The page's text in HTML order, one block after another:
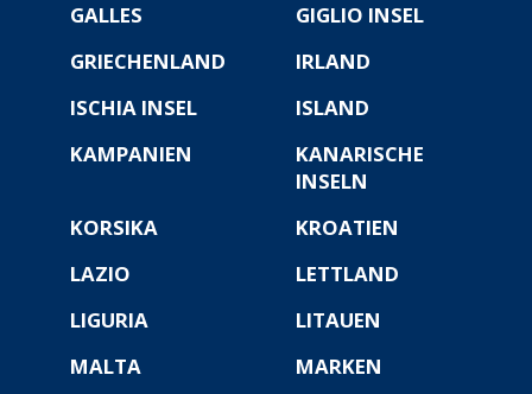
GALLES
GIGLIO INSEL
GRIECHENLAND
IRLAND
ISCHIA INSEL
ISLAND
KAMPANIEN
KANARISCHE
INSELN
KORSIKA
KROATIEN
LAZIO
LETTLAND
LIGURIA
LITAUEN
MALTA
MARKEN